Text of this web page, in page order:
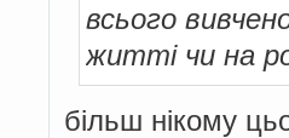
всього
житті чи на
більш нікому